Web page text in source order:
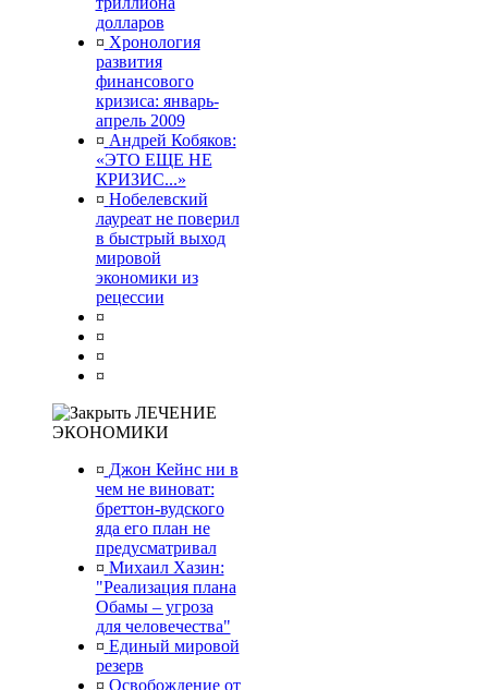
долларов
¤ Хронология
развития
финансового
кризиса: январь-
апрель 2009
¤ Андрей Кобяков:
«ЭТО ЕЩЕ НЕ
КРИЗИС...»
¤ Нобелевский
лауреат не поверил
в быстрый выход
мировой
экономики из
рецессии
¤
¤
¤
¤
ЛЕЧЕНИЕ
ЭКОНОМИКИ
¤ Джон Кейнс ни в
чем не виноват:
бреттон-вудского
яда его план не
предусматривал
¤ Михаил Хазин:
"Реализация плана
Обамы – угроза
для человечества"
¤ Единый мировой
резерв
¤ Освобождение от